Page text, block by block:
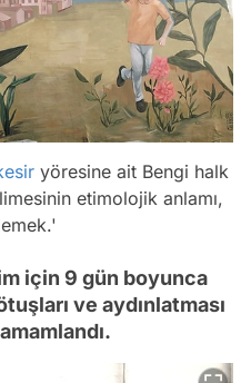
yöresine ait Bengi halk
etimolojik anlamı,
için 9 gün boyunca
ve aydınlatması